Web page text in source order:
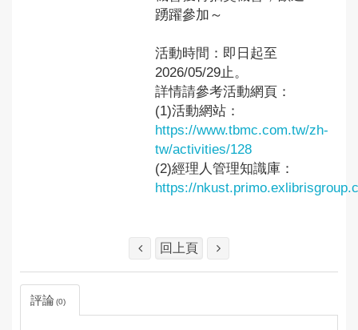
踴躍參加～
活動時間：即日起至
2026/05/29止。
詳情請參考活動網頁：
(1)活動網站：
https://www.tbmc.com.tw/zh-
tw/activities/128
(2)經理人管理知識庫：
https://
回上頁
評論 0